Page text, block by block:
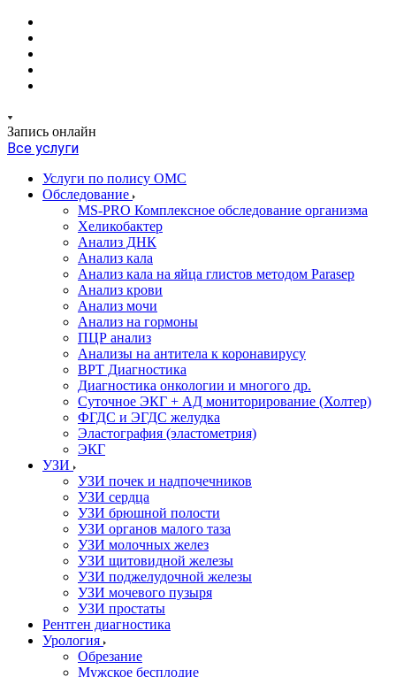
Запись онлайн
Все услуги
Услуги по полису ОМС
Обследование
MS-PRO Комплексное обследование организма
Хеликобактер
Анализ ДНК
Анализ кала
Анализ кала на яйца глистов методом Parasep
Анализ крови
Анализ мочи
Анализ на гормоны
ПЦР анализ
Анализы на антитела к коронавирусу
ВРТ Диагностика
Диагностика онкологии и многого др.
Суточное ЭКГ + АД мониторирование (Холтер)
ФГДС и ЭГДС желудка
Эластография (эластометрия)
ЭКГ
УЗИ
УЗИ почек и надпочечников
УЗИ сердца
УЗИ брюшной полости
УЗИ органов малого таза
УЗИ молочных желез
УЗИ щитовидной железы
УЗИ поджелудочной железы
УЗИ мочевого пузыря
УЗИ простаты
Рентген диагностика
Урология
Обрезание
Мужское бесплодие